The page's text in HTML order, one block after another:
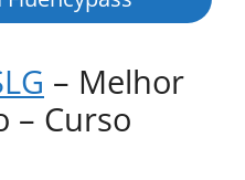
– Melhor
– Curso